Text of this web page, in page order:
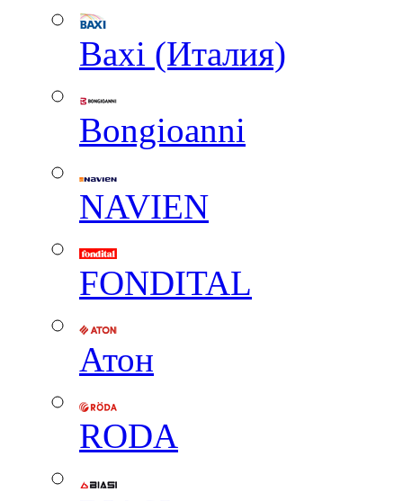
Baxi (Италия)
Вongioanni
NAVIEN
FONDITAL
Атон
RODA